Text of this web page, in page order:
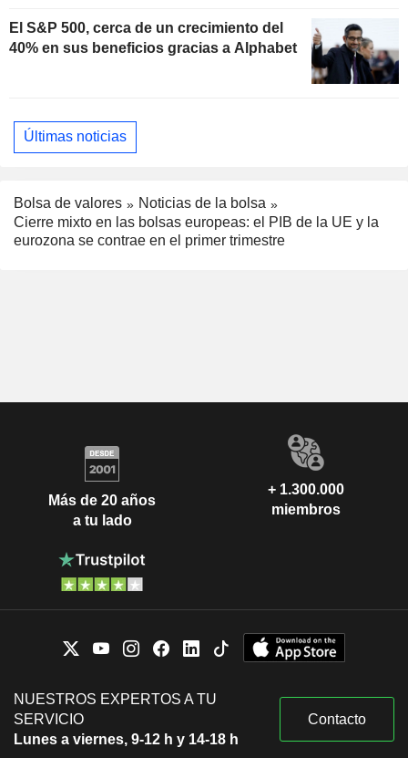
El S&P 500, cerca de un crecimiento del
40% en sus beneficios gracias a Alphabet
Últimas noticias
Bolsa de valores
Noticias de la bolsa
Cierre mixto en las bolsas europeas: el PIB de la UE y la
eurozona se contrae en el primer trimestre
Más de 20 años
a tu lado
+ 1.300.000
miembros
NUESTROS EXPERTOS A TU
SERVICIO
Lunes a viernes, 9-12 h y 14-18 h
Contacto